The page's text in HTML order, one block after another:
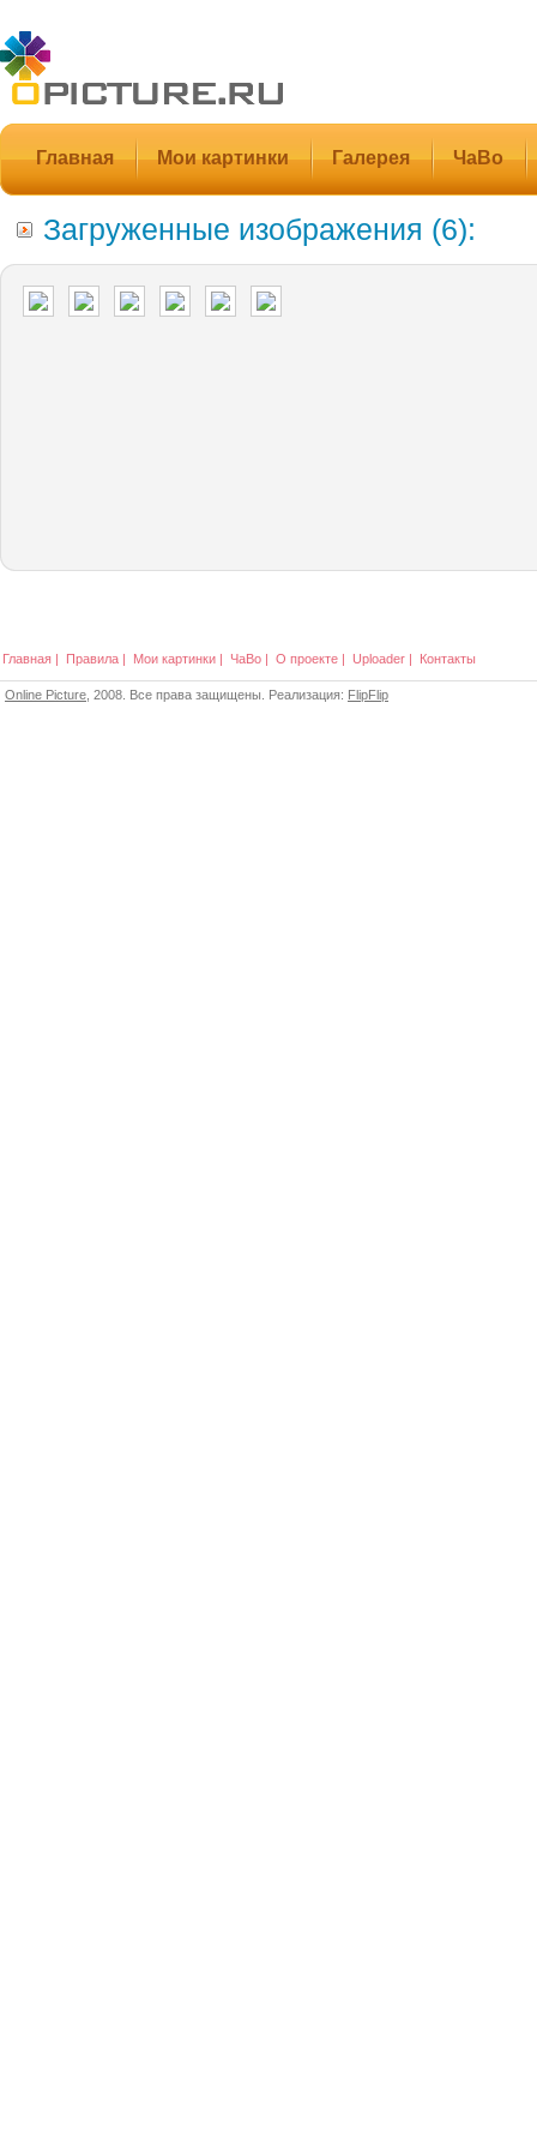
Главная Мои картинки Галерея ЧаВо
Загруженные изображения (6):
Главная | Правила | Мои картинки | ЧаВо | О проекте | Uploader | Контакты
Online Picture , 2008. Все права защищены. Реализация: FlipFlip